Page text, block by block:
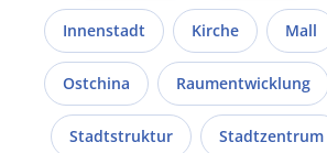
Innenstadt Kirche Mall
Ostchina Raumentwicklung
Stadtstruktur Stadtzentrum